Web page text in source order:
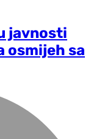
javnosti
osmijeh sa